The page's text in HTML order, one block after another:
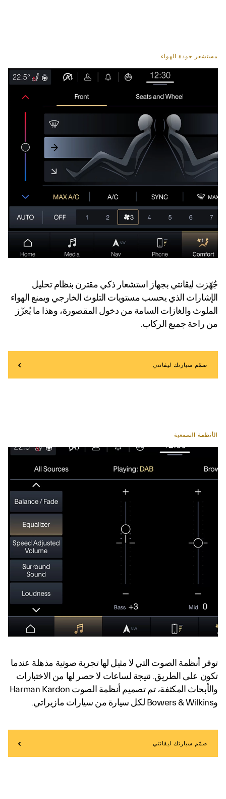
مستشعر جودة الهواء
جُهّزت ليڤانتي بجهاز استشعار ذكي مقترن بنظام تحليل
الإشارات الذي يحسب مستويات التلوث الخارجي ويمنع الهواء
الملوث والغازات السامة من دخول المقصورة، وهذا ما يُعزّز
من راحة جميع الركاب.
صمّم سيارتك ليڤانتي
الأنظمة السمعية
توفر أنظمة الصوت التي لا مثيل لها تجربة صوتية مذهلة عندما
تكون على الطريق. نتيجة لساعات لا حصر لها من الاختبارات
والأبحاث المكثفة، تم تصميم أنظمة الصوت Harman Kardon
وBowers & Wilkins لكل سيارة من سيارات مازيراتي.
صمّم سيارتك ليڤانتي